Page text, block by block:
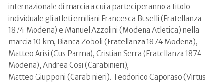
internazionale di marcia a cui a parteciperanno a titolo
individuale gli atleti emiliani Francesca Buselli (Fratellanza
1874 Modena) e Manuel Azzolini (Modena Atletica) nella
marcia 10 km, Bianca Zoboli (Fratellanza 1874 Modena),
Matteo Arisi (Cus Parma), Cristian Serra (Fratellanza 1874
Modena), Andrea Cosi (Carabinieri),
Matteo Giupponi (Carabinieri). Teodorico Caporaso (Virtus